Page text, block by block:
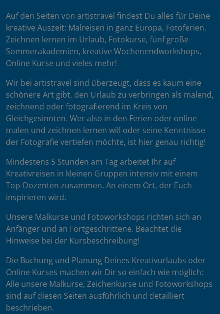
Auf den Seiten von artistravel findest Du alles für Deine
kreative Auszeit: Malreisen in ganz Europa, Fotoferien,
Zeichnen lernen im Urlaub, Fotokurse, fünf große
Sommerakademien, kreative Wochenendworkshops,
Online Kurse und vieles mehr!
Wir bei artistravel sind überzeugt, dass es kaum eine
schönere Art gibt, den Urlaub zu verbringen als malend,
zeichnend oder fotografierend im Kreis von
Gleichgesinnten. Wer also in den Ferien oder online
malen und zeichnen lernen will oder seine Kenntnisse
der Fotografie vertiefen möchte, ist hier genau richtig!
Mindestens 5 Stunden am Tag arbeitet Ihr auf
Kreativreisen in kleinen Gruppen intensiv mit einem
Top-Dozenten zusammen. An einem Ort, der Euch
inspirieren wird.
Unsere Malkurse und Fotoworkshops richten sich an
Anfänger und an Fortgeschrittene. Beachtet die
Hinweise bei der Kursbeschreibung!
Die Buchung und Planung Deines Kreativurlaubs oder
Online Kurses machen wir Dir so einfach wie möglich:
Alle unsere Malkurse, Zeichenkurse und Fotoworkshops
sind auf diesen Seiten ausführlich und detailliert
beschrieben.